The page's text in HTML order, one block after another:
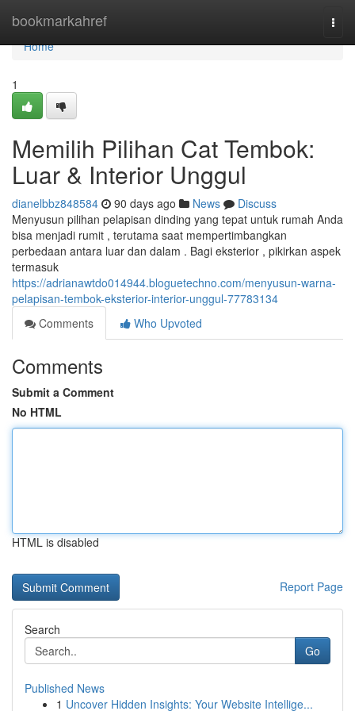
bookmarkahref
Home
Home
1
Memilih Pilihan Cat Tembok:
Luar & Interior Unggul
dianelbbz848584 90 days ago News
Discuss
Menyusun pilihan pelapisan dinding yang tepat untuk rumah Anda
bisa menjadi rumit , terutama saat mempertimbangkan
perbedaan antara luar dan dalam . Bagi eksterior , pikirkan aspek
termasuk
https://adrianawtdo014944.bloguetechno.com/menyusun-warna-
pelapisan-tembok-eksterior-interior-unggul-77783134
Comments
Who Upvoted
Comments
Submit a Comment
No HTML
HTML is disabled
Report Page
Search
Go
Published News
1 Uncover Hidden Insights: Your Website Intellige...